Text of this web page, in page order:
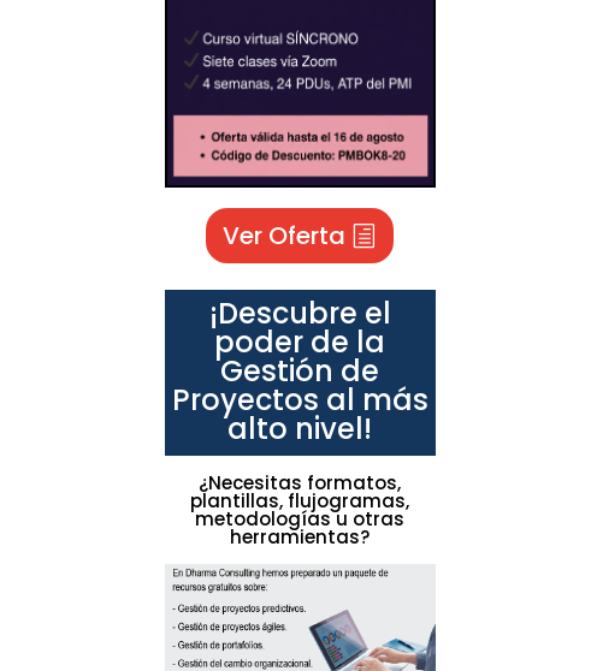
Ver Oferta
¡Descubre el
poder de la
Gestión de
Proyectos al más
alto nivel!
¿Necesitas formatos,
plantillas, flujogramas,
metodologías u otras
herramientas?